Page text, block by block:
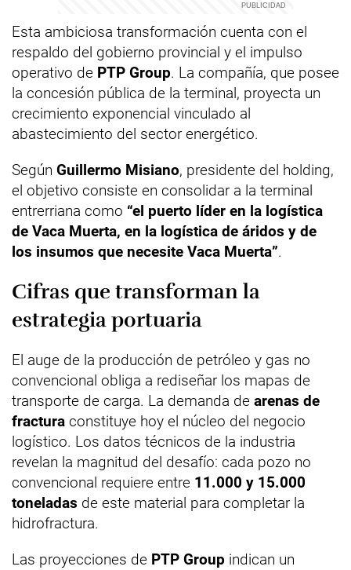
Esta ambiciosa transformación cuenta con el
respaldo del gobierno provincial y el impulso
operativo de PTP Group. La compañía, que posee
la concesión pública de la terminal, proyecta un
crecimiento exponencial vinculado al
abastecimiento del sector energético.
Según Guillermo Misiano, presidente del holding,
el objetivo consiste en consolidar a la terminal
entrerriana como “el puerto líder en la logística
de Vaca Muerta, en la logística de áridos y de
los insumos que necesite Vaca Muerta”.
Cifras que transforman la
estrategia portuaria
El auge de la producción de petróleo y gas no
convencional obliga a rediseñar los mapas de
transporte de carga. La demanda de arenas de
fractura constituye hoy el núcleo del negocio
logístico. Los datos técnicos de la industria
revelan la magnitud del desafío: cada pozo no
convencional requiere entre 11.000 y 15.000
toneladas de este material para completar la
hidrofractura.
Las proyecciones de PTP Group indican un